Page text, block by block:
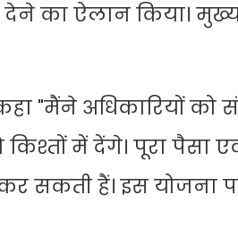
देने का ऐलान किया।
"मैंने अधिकारियों को
किश्तों में देंगे। पूरा
सकती हैं। इस योजना